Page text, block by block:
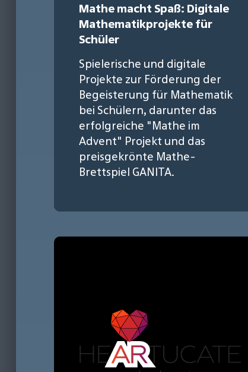
Mathe macht Spaß: Digitale
Mathematikprojekte für
Schüler
Spielerische und digitale
Projekte zur Förderung der
Begeisterung für Mathematik
bei Schülern, darunter das
erfolgreiche "Mathe im
Advent" Projekt und das
preisgekrönte Mathe-
Brettspiel GANITA.